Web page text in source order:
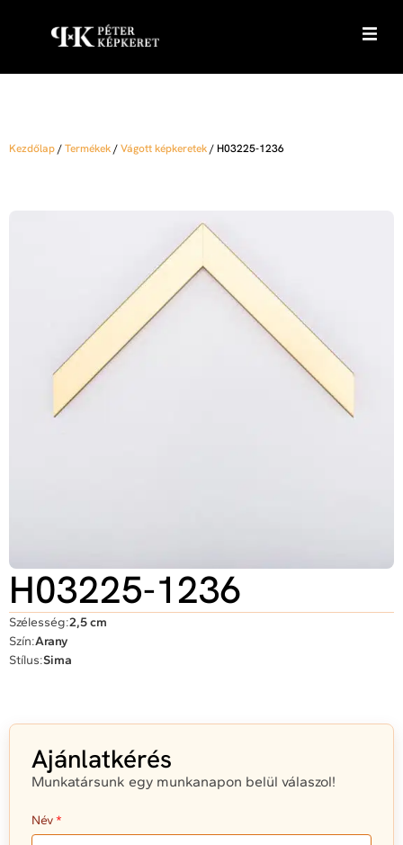
Kezdőlap/Termékek/Vágott képkeretek/H03225-1236
H03225-1236
Szélesség:2,5 cm
Szín:Arany
Stílus:Sima
Ajánlatkérés
Munkatársunk egy munkanapon belül válaszol!
Név